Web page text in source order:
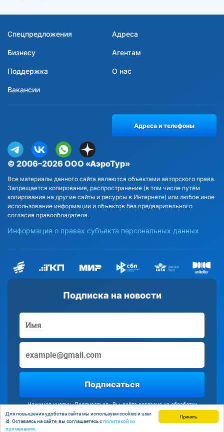
Принять
Для повышения удобства сайта мы используем cookies и user
id. Оставаясь на сайте, вы соглашаетесь сполитикой их
применения.
Спецпредложения Адреса
Бизнесу Агентам
Поддержка О нас
Вакансии
Подписка на новости
Подписаться
Нажимая кнопку «Подписаться» Вы даёте согласие на обработку
персональных данных
© 2006–2026 ООО «АэроТур»
Все материалы данного сайта являются объектами авторского права.
Запрещается копирование, распространение (в том числе путём
копирования на другие сайты и ресурсы в Интернете) или любое иное
использование информации и объектов без предварительного
согласия правообладателя.
Информация о правах субъекта персональных данных
Адреса и телефоны